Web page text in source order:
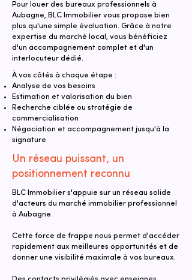
Pour louer des bureaux professionnels à
Aubagne, BLC Immobilier vous propose bien
plus qu'une simple évaluation. Grâce à notre
expertise du marché local, vous bénéficiez
d'un accompagnement complet et d'un
interlocuteur dédié.
À vos côtés à chaque étape :
Analyse de vos besoins
Estimation et valorisation du bien
Recherche ciblée ou stratégie de
commercialisation
Négociation et accompagnement jusqu'à la
signature
Un réseau puissant, un
positionnement reconnu
BLC Immobilier s'appuie sur un réseau solide
d'acteurs du marché immobilier professionnel
à Aubagne.
Cette force de frappe nous permet d'accéder
rapidement aux meilleures opportunités et de
donner une visibilité maximale à vos bureaux.